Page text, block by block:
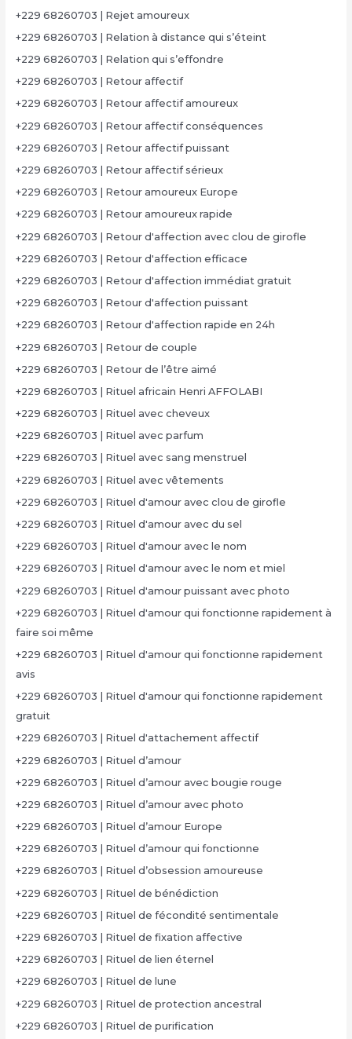
+229 68260703 | Rejet amoureux
+229 68260703 | Relation à distance qui s’éteint
+229 68260703 | Relation qui s’effondre
+229 68260703 | Retour affectif
+229 68260703 | Retour affectif amoureux
+229 68260703 | Retour affectif conséquences
+229 68260703 | Retour affectif puissant
+229 68260703 | Retour affectif sérieux
+229 68260703 | Retour amoureux Europe
+229 68260703 | Retour amoureux rapide
+229 68260703 | Retour d'affection avec clou de girofle
+229 68260703 | Retour d'affection efficace
+229 68260703 | Retour d'affection immédiat gratuit
+229 68260703 | Retour d'affection puissant
+229 68260703 | Retour d'affection rapide en 24h
+229 68260703 | Retour de couple
+229 68260703 | Retour de l’être aimé
+229 68260703 | Rituel africain Henri AFFOLABI
+229 68260703 | Rituel avec cheveux
+229 68260703 | Rituel avec parfum
+229 68260703 | Rituel avec sang menstruel
+229 68260703 | Rituel avec vêtements
+229 68260703 | Rituel d'amour avec clou de girofle
+229 68260703 | Rituel d'amour avec du sel
+229 68260703 | Rituel d'amour avec le nom
+229 68260703 | Rituel d'amour avec le nom et miel
+229 68260703 | Rituel d'amour puissant avec photo
+229 68260703 | Rituel d'amour qui fonctionne rapidement à
faire soi même
+229 68260703 | Rituel d'amour qui fonctionne rapidement
avis
+229 68260703 | Rituel d'amour qui fonctionne rapidement
gratuit
+229 68260703 | Rituel d'attachement affectif
+229 68260703 | Rituel d’amour
+229 68260703 | Rituel d’amour avec bougie rouge
+229 68260703 | Rituel d’amour avec photo
+229 68260703 | Rituel d’amour Europe
+229 68260703 | Rituel d’amour qui fonctionne
+229 68260703 | Rituel d’obsession amoureuse
+229 68260703 | Rituel de bénédiction
+229 68260703 | Rituel de fécondité sentimentale
+229 68260703 | Rituel de fixation affective
+229 68260703 | Rituel de lien éternel
+229 68260703 | Rituel de lune
+229 68260703 | Rituel de protection ancestral
+229 68260703 | Rituel de purification